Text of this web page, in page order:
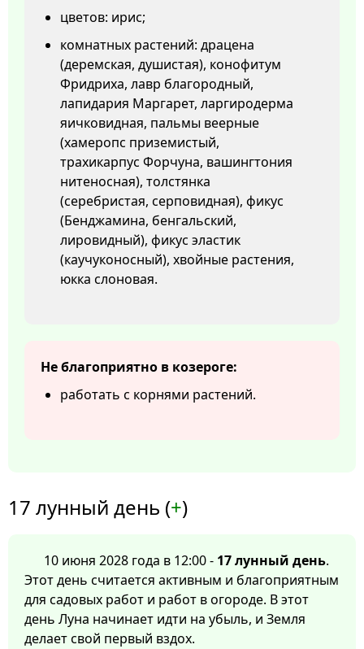
цветов: ирис;
комнатных растений: драцена
(деремская, душистая), конофитум
Фридриха, лавр благородный,
лапидария Маргарет, ларгиродерма
яичковидная, пальмы веерные
(хамеропс приземистый,
трахикарпус Форчуна, вашингтония
нитеносная), толстянка
(серебристая, серповидная), фикус
(Бенджамина, бенгальский,
лировидный), фикус эластик
(каучуконосный), хвойные растения,
юкка слоновая.
Не благоприятно в козероге:
работать с корнями растений.
17 лунный день (+)
10 июня 2028 года в 12:00 - 17 лунный день.
Этот день считается активным и благоприятным
для садовых работ и работ в огороде. В этот
день Луна начинает идти на убыль, и Земля
делает свой первый вздох.